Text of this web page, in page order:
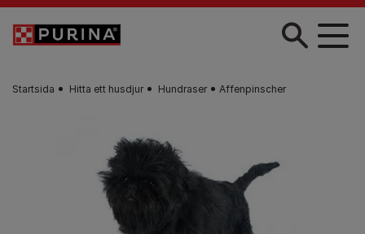
Skip to main content
Startsida Hitta ett husdjur​ Hundraser Affenpinscher